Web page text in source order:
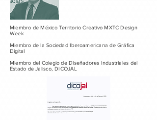
Miembro de México Territorio Creativo MXTC Design
Week
Miembro de la Sociedad Iberoamericana de Gráfica
Digital
Miembro del Colegio de Diseñadores Industriales del
Estado de Jalisco, DICOJAL